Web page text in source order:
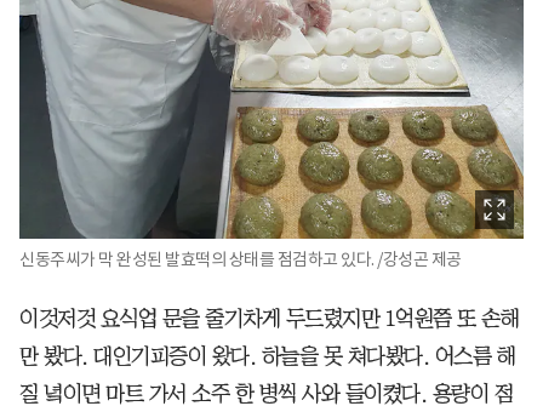
신동주씨가 막 완성된 발효떡의 상태를 점검하고 있다. /강성곤 제공
이것저것 요식업 문을 줄기차게 두드렸지만 1억원쯤 또 손해
만 봤다. 대인기피증이 왔다. 하늘을 못 쳐다봤다. 어스름 해
질 녘이면 마트 가서 소주 한 병씩 사와 들이켰다. 용량이 점